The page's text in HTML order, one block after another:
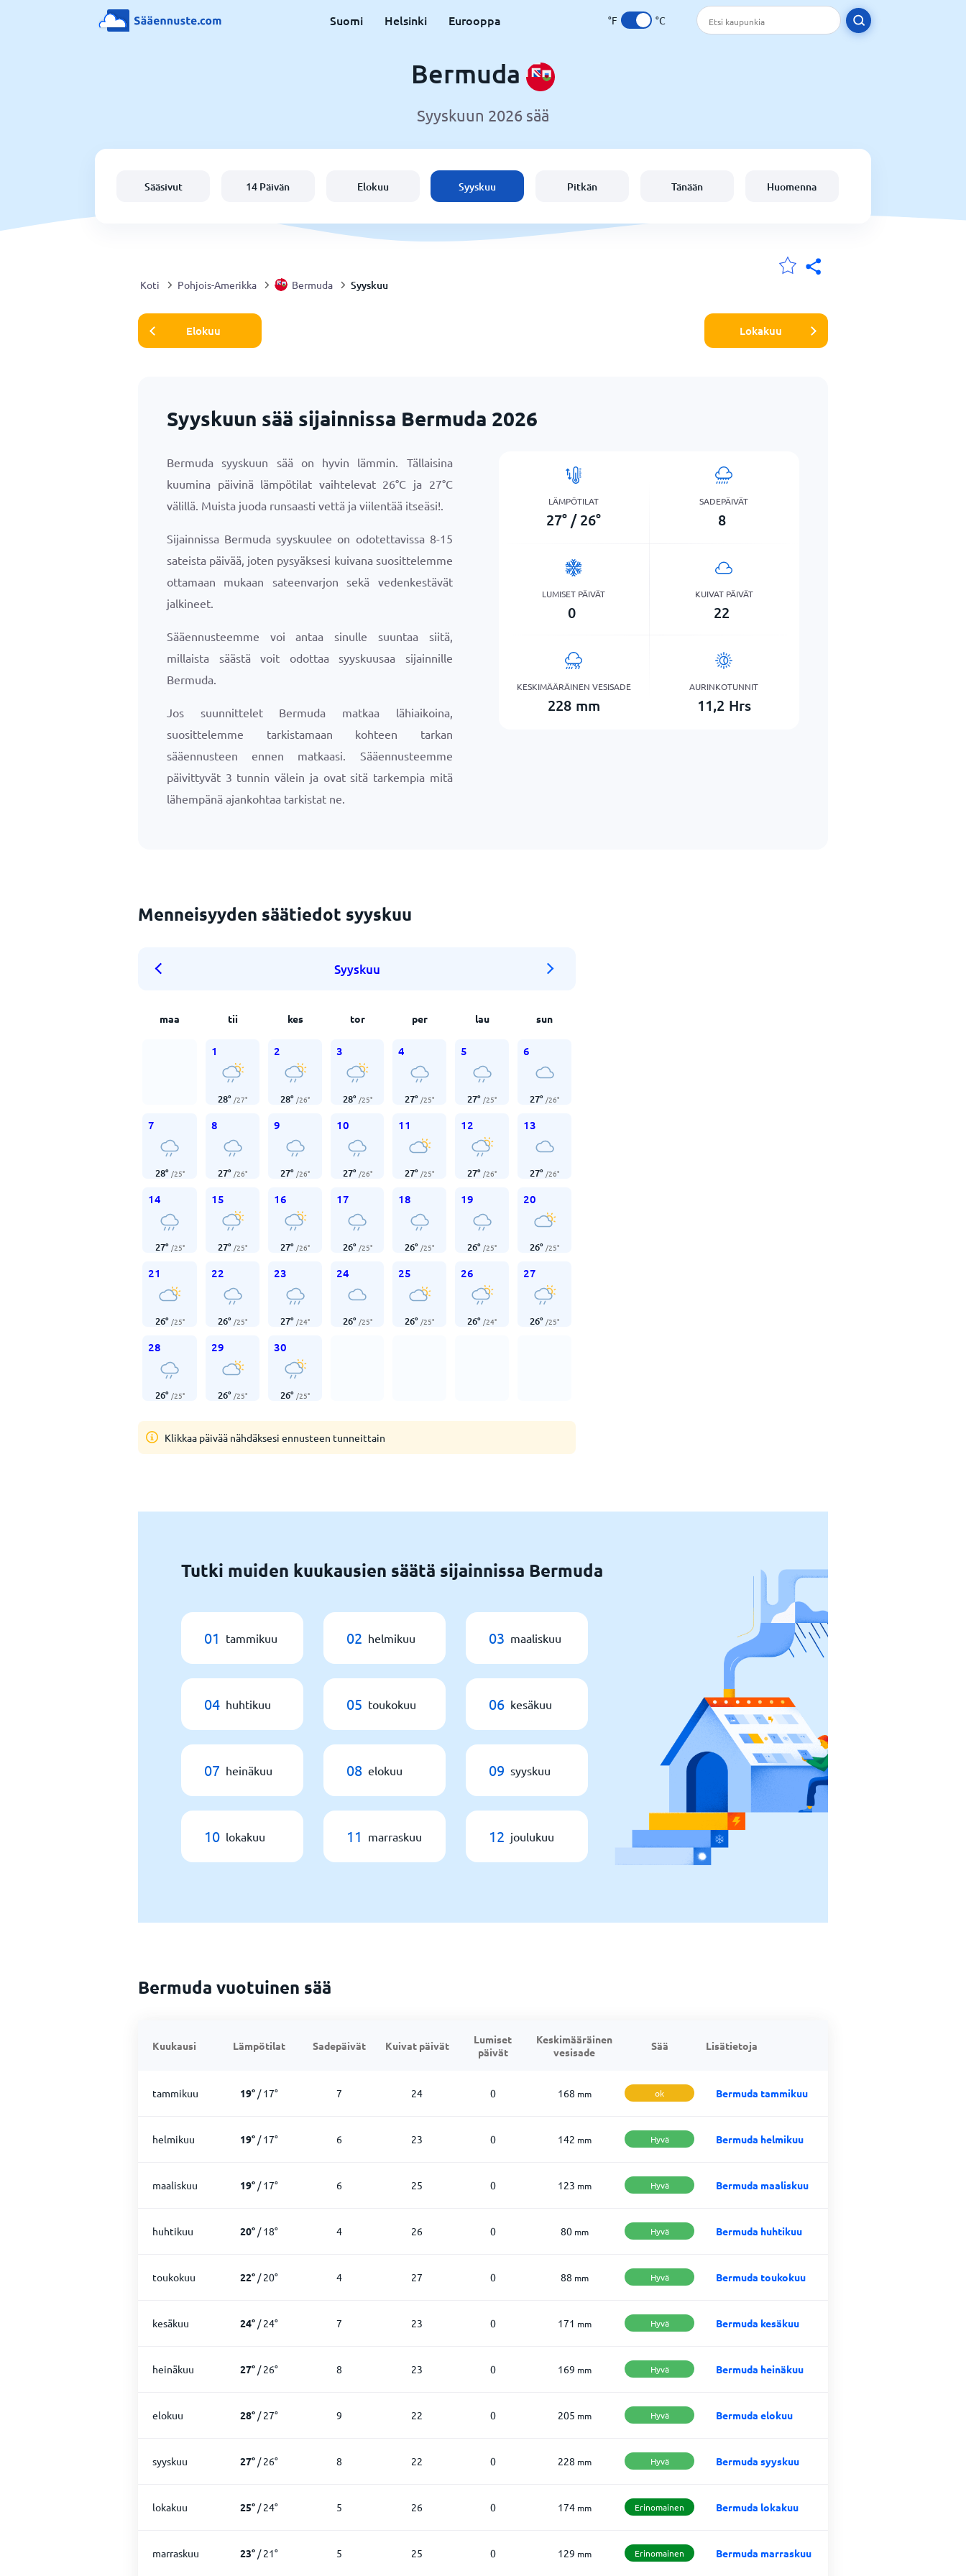
Suomi Helsinki Eurooppa °F °C
Bermuda
Syyskuun 2026 sää
Sääsivut 14 Päivän Elokuu Syyskuu Pitkän Tänään Huomenna
Koti Pohjois-Amerikka Bermuda Syyskuu
Elokuu Lokakuu
Syyskuun sää sijainnissa Bermuda 2026
Bermuda syyskuun sää on hyvin lämmin. Tällaisina
kuumina päivinä lämpötilat vaihtelevat 26°C ja 27°C
välillä. Muista juoda runsaasti vettä ja viilentää itseäsi!.
Sijainnissa Bermuda syyskuulee on odotettavissa 8-15
sateista päivää, joten pysyäksesi kuivana suosittelemme
ottamaan mukaan sateenvarjon sekä vedenkestävät
jalkineet.
Sääennusteemme voi antaa sinulle suuntaa siitä,
millaista säästä voit odottaa syyskuusaa sijainnille
Bermuda.
Jos suunnittelet Bermuda matkaa lähiaikoina,
suosittelemme tarkistamaan kohteen tarkan
sääennusteen ennen matkaasi. Sääennusteemme
päivittyvät 3 tunnin välein ja ovat sitä tarkempia mitä
lähempänä ajankohtaa tarkistat ne.
LÄMPÖTILAT
27° / 26°
SADEPÄIVÄT
8
LUMISET PÄIVÄT
0
KUIVAT PÄIVÄT
22
KESKIMÄÄRÄINEN VESISADE
228 mm
AURINKOTUNNIT
11,2 Hrs
Menneisyyden säätiedot syyskuu
Syyskuu
maa tii kes tor per lau sun
1
28° /27°
2
28° /26°
3
28° /25°
4
27° /25°
5
27° /25°
6
27° /26°
7
28° /25°
8
27° /26°
9
27° /26°
10
27° /26°
11
27° /25°
12
27° /26°
13
27° /26°
14
27° /25°
15
27° /25°
16
27° /26°
17
26° /25°
18
26° /25°
19
26° /25°
20
26° /25°
21
26° /25°
22
26° /25°
23
27° /24°
24
26° /25°
25
26° /25°
26
26° /24°
27
26° /25°
28
26° /25°
29
26° /25°
30
26° /25°
Klikkaa päivää nähdäksesi ennusteen tunneittain
Tutki muiden kuukausien säätä sijainnissa Bermuda
01 tammikuu 02 helmikuu 03 maaliskuu
04 huhtikuu 05 toukokuu 06 kesäkuu
07 heinäkuu 08 elokuu 09 syyskuu
10 lokakuu 11 marraskuu 12 joulukuu
Bermuda vuotuinen sää
Kuukausi Lämpötilat Sadepäivät Kuivat päivät
Lumiset
päivät
Keskimääräinen
vesisade
Sää Lisätietoja
tammikuu 19° /17° 7 24 0 168 mm ok Bermuda tammikuu
helmikuu 19° /17° 6 23 0 142 mm Hyvä Bermuda helmikuu
maaliskuu 19° /17° 6 25 0 123 mm Hyvä Bermuda maaliskuu
huhtikuu 20° /18° 4 26 0 80 mm Hyvä Bermuda huhtikuu
toukokuu 22° /20° 4 27 0 88 mm Hyvä Bermuda toukokuu
kesäkuu 24° /24° 7 23 0 171 mm Hyvä Bermuda kesäkuu
heinäkuu 27° /26° 8 23 0 169 mm Hyvä Bermuda heinäkuu
elokuu 28° /27° 9 22 0 205 mm Hyvä Bermuda elokuu
syyskuu 27° /26° 8 22 0 228 mm Hyvä Bermuda syyskuu
lokakuu 25° /24° 5 26 0 174 mm Erinomainen Bermuda lokakuu
marraskuu 23° /21° 5 25 0 129 mm Erinomainen Bermuda marraskuu